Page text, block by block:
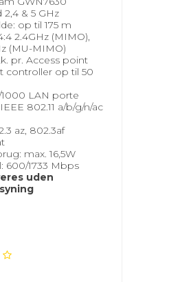
2,4 & 5 GHz
op til 175 m
2.4GHz (MIMO),
(MU-MIMO)
pr. Access point
controller op til 50
1000 LAN porte
802.11 a/b/g/n/ac
az, 802.3af
max. 16,5W
600/1733 Mbps
uden